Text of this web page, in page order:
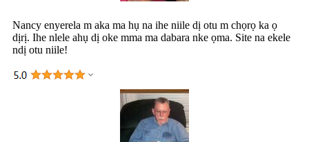
Nancy enyerela m aka ma hụ na ihe niile dị otu m chọrọ ka ọ
dịrị. Ihe nlele ahụ dị oke mma ma dabara nke ọma. Site na ekele
ndị otu niile!